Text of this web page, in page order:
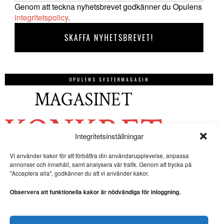
Integritetsinställningar
Vi använder kakor för att förbättra din användarupplevelse, anpassa
annonser och innehåll, samt analysera vår trafik. Genom att trycka på
"Acceptera alla", godkänner du att vi använder kakor.
Observera att funktionella kakor är nödvändiga för inloggning.
Genom att teckna nyhetsbrevet godkänner du Opulens
integritetspolicy.
OPULENS SYSTERMAGASIN